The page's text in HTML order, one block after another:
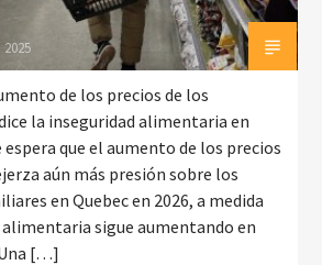
2025
de los precios de los
la inseguridad alimentaria en
espera que el aumento de los precios
aún más presión sobre los
en Quebec en 2026, a medida
alimentaria sigue aumentando en
[…]